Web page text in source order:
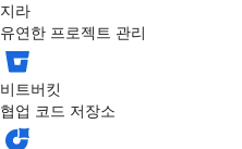
지라
유연한 프로젝트 관리
비트버킷
협업 코드 저장소